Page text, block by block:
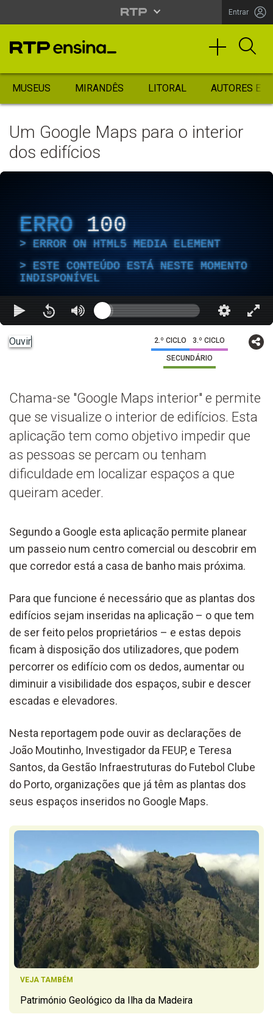
Entrar
MUSEUS MIRANDÊS LITORAL AUTORES
Um Google Maps para o interior
dos edifícios
ERRO 100
ERROR ON HTML5 MEDIA ELEMENT
ESTE CONTEÚDO ESTÁ NESTE MOMENTO
INDISPONÍVEL
Ouvir 2.º CICLO 3.º CICLO
SECUNDÁRIO
Chama-se "Google Maps interior" e permite
que se visualize o interior de edifícios. Esta
aplicação tem como objetivo impedir que
as pessoas se percam ou tenham
dificuldade em localizar espaços a que
queiram aceder.
Segundo a Google esta aplicação permite planear
um passeio num centro comercial ou descobrir em
que corredor está a casa de banho mais próxima.
Para que funcione é necessário que as plantas dos
edifícios sejam inseridas na aplicação – o que tem
de ser feito pelos proprietários – e estas depois
ficam à disposição dos utilizadores, que podem
percorrer os edifício com os dedos, aumentar ou
diminuir a visibilidade dos espaços, subir e descer
escadas e elevadores.
Nesta reportagem pode ouvir as declarações de
João Moutinho, Investigador da FEUP, e Teresa
Santos, da Gestão Infraestruturas do Futebol Clube
do Porto, organizações que já têm as plantas dos
seus espaços inseridos no Google Maps.
VEJA TAMBÉM
Património Geológico da Ilha da Madeira